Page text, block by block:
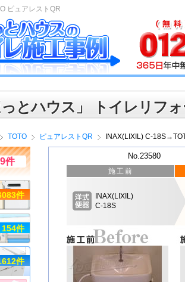
ピュアレストQR
っとハウス」 トイレリフ
TOTO ピュアレストQR INAX(LIXIL) C-
No.23580
施工前
INAX(LIXIL)
C-18S
件
件
154件
件